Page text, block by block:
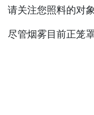
请关注您照料的对
尽管烟雾目前正笼